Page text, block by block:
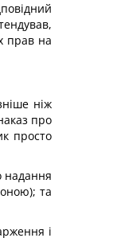
прав на
ніж
про
просто
надання
та
і